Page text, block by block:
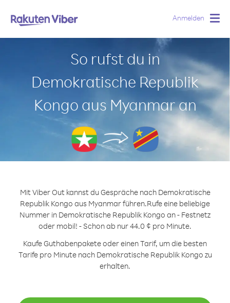
Anmelden
So rufst du in
Demokratische Republik
Kongo aus Myanmar an
Mit Viber Out kannst du Gespräche nach Demokratische
Republik Kongo aus Myanmar führen.Rufe eine beliebige
Nummer in Demokratische Republik Kongo an - Festnetz
oder mobil! - Schon ab nur 44.0 ¢ pro Minute.
Kaufe Guthabenpakete oder einen Tarif, um die besten
Tarife pro Minute nach Demokratische Republik Kongo zu
erhalten.